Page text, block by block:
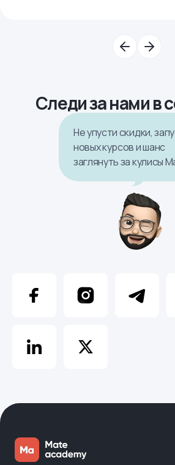
Следи за нами в
Не упусти скидки,
новых курсов и шанс
заглянуть за кулисы